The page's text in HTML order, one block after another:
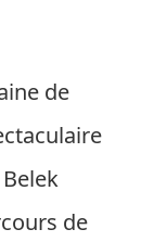
de
de